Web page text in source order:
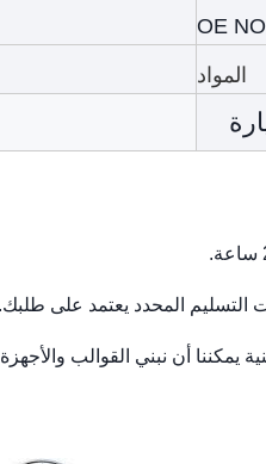
OE
المواد
يمكننا أن نبني القوالب والأجهزة